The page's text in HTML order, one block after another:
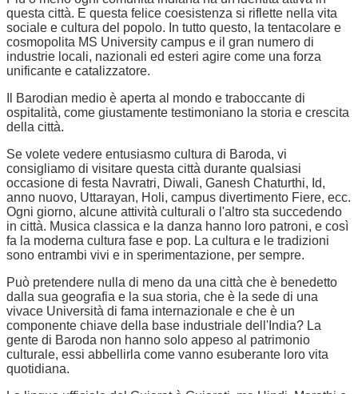
questa città. E questa felice coesistenza si riflette nella vita
sociale e cultura del popolo. In tutto questo, la tentacolare e
cosmopolita MS University campus e il gran numero di
industrie locali, nazionali ed esteri agire come una forza
unificante e catalizzatore.
Il Barodian medio è aperta al mondo e traboccante di
ospitalità, come giustamente testimoniano la storia e crescita
della città.
Se volete vedere entusiasmo cultura di Baroda, vi
consigliamo di visitare questa città durante qualsiasi
occasione di festa Navratri, Diwali, Ganesh Chaturthi, Id,
anno nuovo, Uttarayan, Holi, campus divertimento Fiere, ecc.
Ogni giorno, alcune attività culturali o l'altro sta succedendo
in città. Musica classica e la danza hanno loro patroni, e così
fa la moderna cultura fase e pop. La cultura e le tradizioni
sono entrambi vivi e in sperimentazione, per sempre.
Può pretendere nulla di meno da una città che è benedetto
dalla sua geografia e la sua storia, che è la sede di una
vivace Università di fama internazionale e che è un
componente chiave della base industriale dell'India? La
gente di Baroda non hanno solo appeso al patrimonio
culturale, essi abbellirla come vanno esuberante loro vita
quotidiana.